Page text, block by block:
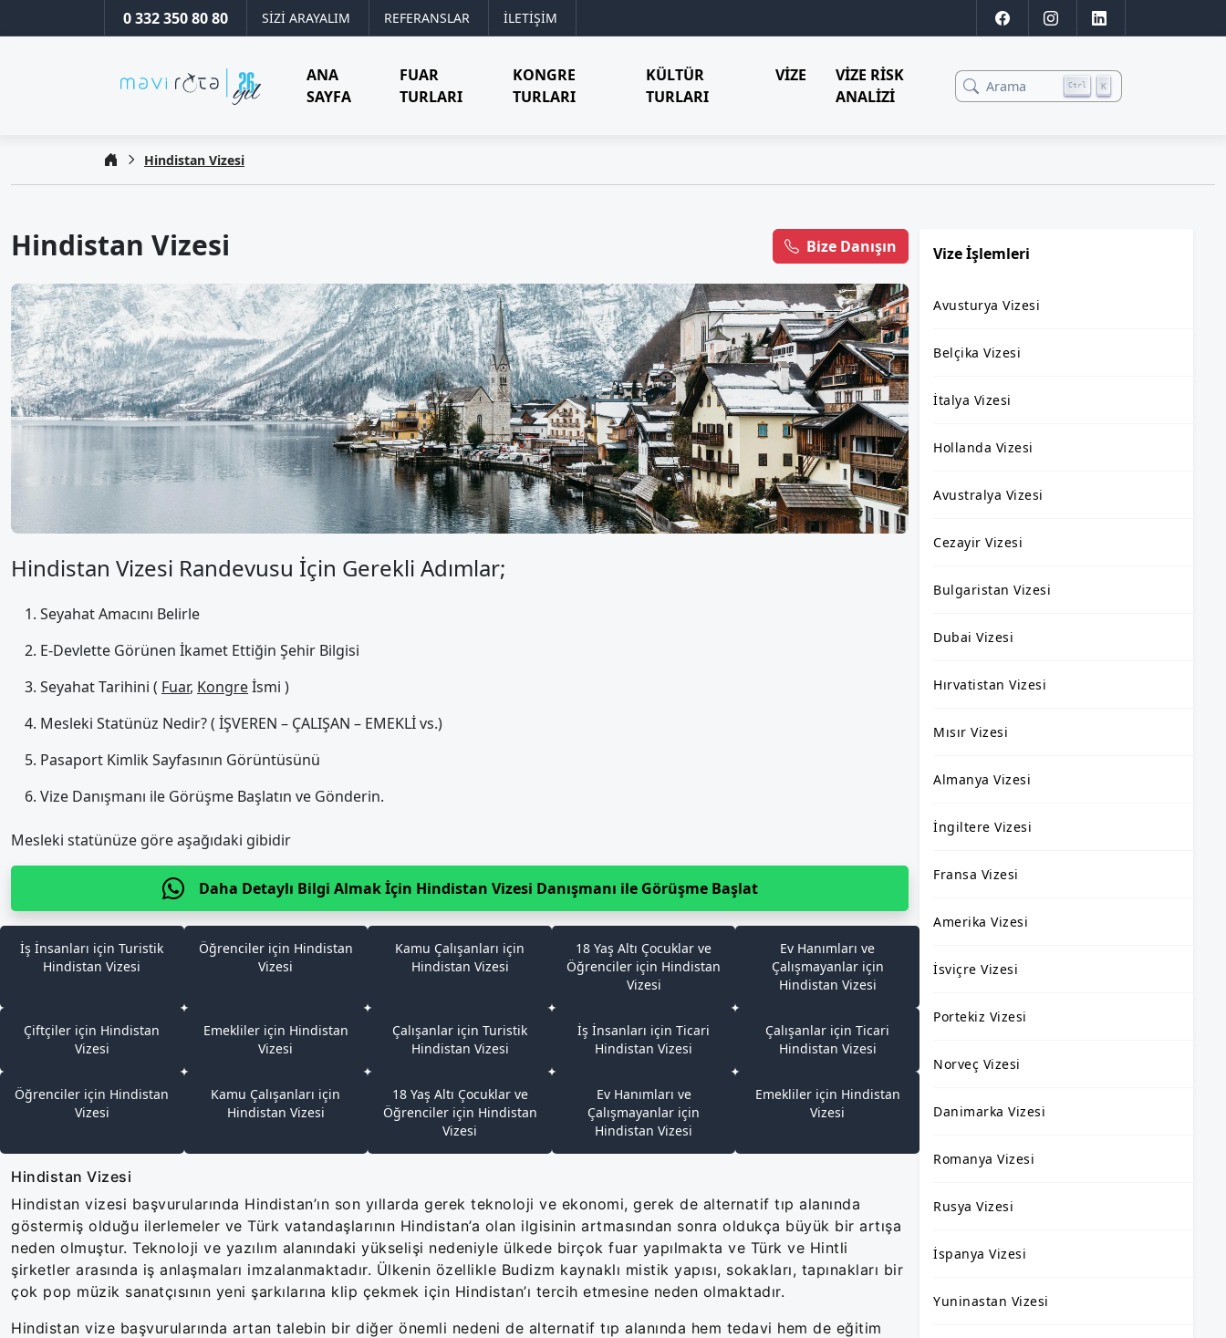
0 332 350 80 80 SİZİ ARAYALIM REFERANSLAR İLETİŞİM
ANA
SAYFA
FUAR
TURLARI
KONGRE
TURLARI
KÜLTÜR
TURLARI
VIZE
VIZE RISK
ANALIZI
Arama Ctrl K
Hindistan Vizesi
Hindistan Vizesi Bize Danışın
Hindistan Vizesi Randevusu İçin Gerekli Adımlar;
Seyahat Amacını Belirle
E-Devlette Görünen İkamet Ettiğin Şehir Bilgisi
Seyahat Tarihini ( Fuar, Kongreİsmi )
Mesleki Statünüz Nedir? ( İŞVEREN – ÇALIŞAN – EMEKLİ vs.)
Pasaport Kimlik Sayfasının Görüntüsünü
Vize Danışmanı ile Görüşme Başlatın ve Gönderin.
Mesleki statünüze göre aşağıdaki gibidir
Daha Detaylı Bilgi Almak İçin Hindistan Vizesi Danışmanı ile Görüşme Başlat
İş İnsanları için Turistik
Hindistan Vizesi
Öğrenciler için Hindistan
Vizesi
Kamu Çalışanları için
Hindistan Vizesi
18 Yaş Altı Çocuklar ve
Öğrenciler için Hindistan
Vizesi
Ev Hanımları ve
Çalışmayanlar için
Hindistan Vizesi
Çiftçiler için Hindistan
Vizesi
Emekliler için Hindistan
Vizesi
Çalışanlar için Turistik
Hindistan Vizesi
İş İnsanları için Ticari
Hindistan Vizesi
Çalışanlar için Ticari
Hindistan Vizesi
Öğrenciler için Hindistan
Vizesi
Kamu Çalışanları için
Hindistan Vizesi
18 Yaş Altı Çocuklar ve
Öğrenciler için Hindistan
Vizesi
Ev Hanımları ve
Çalışmayanlar için
Hindistan Vizesi
Emekliler için Hindistan
Vizesi
Hindistan Vizesi
Hindistan vizesi başvurularında Hindistan’ın son yıllarda gerek teknoloji ve ekonomi, gerek de alternatif tıp alanında
göstermiş olduğu ilerlemeler ve Türk vatandaşlarının Hindistan’a olan ilgisinin artmasından sonra oldukça büyük bir artışa
neden olmuştur. Teknoloji ve yazılım alanındaki yükselişi nedeniyle ülkede birçok fuar yapılmakta ve Türk ve Hintli
şirketler arasında iş anlaşmaları imzalanmaktadır. Ülkenin özellikle Budizm kaynaklı mistik yapısı, sokakları, tapınakları bir
çok pop müzik sanatçısının yeni şarkılarına klip çekmek için Hindistan’ı tercih etmesine neden olmaktadır.
Hindistan vize başvurularında artan talebin bir diğer önemli nedeni de alternatif tıp alanında hem tedavi hem de eğitim
Vize İşlemleri
Avusturya Vizesi
Belçika Vizesi
İtalya Vizesi
Hollanda Vizesi
Avustralya Vizesi
Cezayir Vizesi
Bulgaristan Vizesi
Dubai Vizesi
Hırvatistan Vizesi
Mısır Vizesi
Almanya Vizesi
İngiltere Vizesi
Fransa Vizesi
Amerika Vizesi
İsviçre Vizesi
Portekiz Vizesi
Norveç Vizesi
Danimarka Vizesi
Romanya Vizesi
Rusya Vizesi
İspanya Vizesi
Yuninastan Vizesi